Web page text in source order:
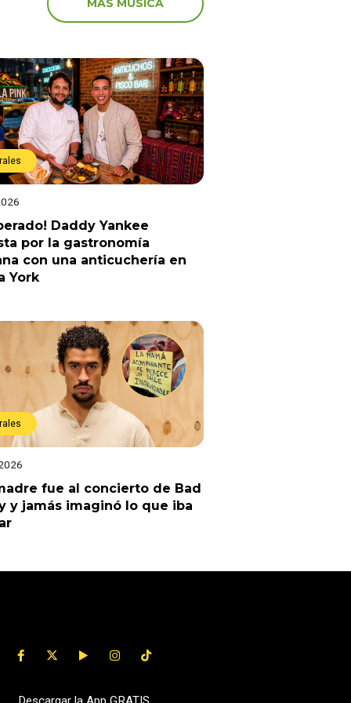
MÁS MÚSICA
Daddy Yankee
por la gastronomía
con una anticuchería en
York
fue al concierto de Bad
y jamás imaginó lo que iba